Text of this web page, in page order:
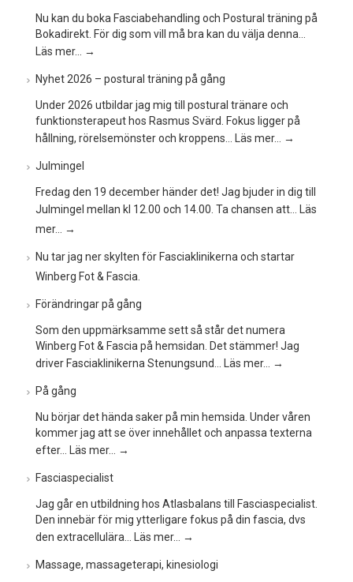
Nu kan du boka Fasciabehandling och Postural träning på
Bokadirekt. För dig som vill må bra kan du välja denna…
Läs mer… →
Nyhet 2026 – postural träning på gång
Under 2026 utbildar jag mig till postural tränare och
funktionsterapeut hos Rasmus Svärd. Fokus ligger på
hållning, rörelsemönster och kroppens… Läs mer… →
Julmingel
Fredag den 19 december händer det! Jag bjuder in dig till
Julmingel mellan kl 12.00 och 14.00. Ta chansen att… Läs
mer… →
Nu tar jag ner skylten för Fasciaklinikerna och startar
Winberg Fot & Fascia.
Förändringar på gång
Som den uppmärksamme sett så står det numera
Winberg Fot & Fascia på hemsidan. Det stämmer! Jag
driver Fasciaklinikerna Stenungsund… Läs mer… →
På gång
Nu börjar det hända saker på min hemsida. Under våren
kommer jag att se över innehållet och anpassa texterna
efter… Läs mer… →
Fasciaspecialist
Jag går en utbildning hos Atlasbalans till Fasciaspecialist.
Den innebär för mig ytterligare fokus på din fascia, dvs
den extracellulära… Läs mer… →
Massage, massageterapi, kinesiologi